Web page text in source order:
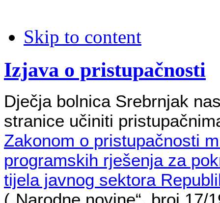
Skip to content
Izjava o pristupačnosti
Dječja bolnica Srebrnjak
stranice učiniti
Zakonom o pristupačnosti
programskih rješenja za
tijela javnog sektora
(„Narodne novine“, broj 17/